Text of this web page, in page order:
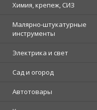
Химия, крепеж, СИЗ
Малярно-штукатурные
инструменты
Электрика и свет
Сад и огород
Автотовары